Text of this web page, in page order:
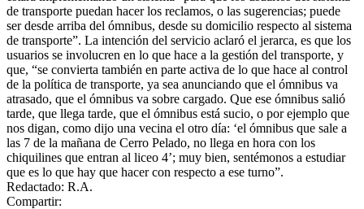
de transporte puedan hacer los reclamos, o las sugerencias; puede
ser desde arriba del ómnibus, desde su domicilio respecto al sistema
de transporte”. La intención del servicio aclaró el jerarca, es que los
usuarios se involucren en lo que hace a la gestión del transporte, y
que, “se convierta también en parte activa de lo que hace al control
de la política de transporte, ya sea anunciando que el ómnibus va
atrasado, que el ómnibus va sobre cargado. Que ese ómnibus salió
tarde, que llega tarde, que el ómnibus está sucio, o por ejemplo que
nos digan, como dijo una vecina el otro día: ‘el ómnibus que sale a
las 7 de la mañana de Cerro Pelado, no llega en hora con los
chiquilines que entran al liceo 4’; muy bien, sentémonos a estudiar
que es lo que hay que hacer con respecto a ese turno”.
Redactado: R.A.
Compartir: